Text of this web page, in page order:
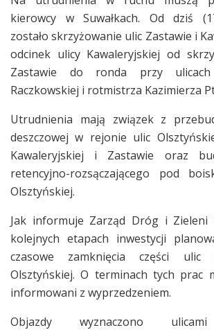
kierowcy w Suwałkach. Od dziś
zostało skrzyżowanie ulic Zastawie i
odcinek ulicy Kawaleryjskiej od
Zastawie do ronda przy ulicach
Raczkowskiej i rotmistrza Kazimierza
Utrudnienia mają związek z
deszczowej w rejonie ulic
Kawaleryjskiej i Zastawie oraz
retencyjno-rozsączającego pod
Olsztyńskiej.
Jak informuje Zarząd Dróg i Zieleni
kolejnych etapach inwestycji
czasowe zamknięcia części ulic
Olsztyńskiej. O terminach tych prac
informowani z wyprzedzeniem.
Objazdy wyznaczono ulicami